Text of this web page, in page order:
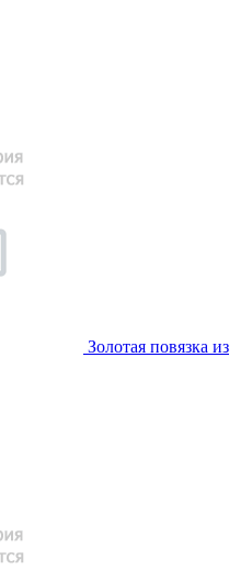
Золотая повязка из